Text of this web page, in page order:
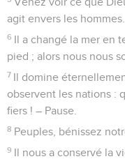
agit envers les hommes.
6 Il a changé la mer en
pied ; alors nous nous
7 Il domine
observent les nations :
fiers ! – Pause.
8 Peuples, bénissez
9 Il nous a conservé la